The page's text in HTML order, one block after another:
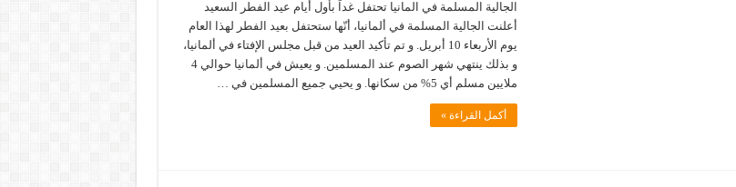
الجالية المسلمة في المانيا تحتفل غداً بأول أيام عيد الفطر السعيد
أعلنت الجالية المسلمة في ألمانيا، أنّها ستحتفل بعيد الفطر لهذا العام
يوم الأربعاء 10 أبريل. و تم تأكيد العيد من قبل مجلس الإفتاء في ألمانيا،
و بذلك ينتهي شهر الصوم عند المسلمين. و يعيش في ألمانيا حوالي 4
ملايين مسلم أي 5% من سكانها. و يحيي جميع المسلمين في …
أكمل القراءة »